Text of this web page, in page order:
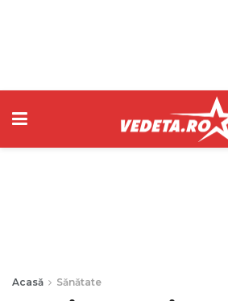
Acasă Sănătate